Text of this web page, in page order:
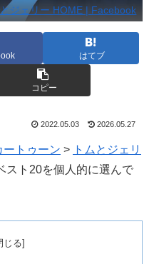
ジェリー HOME | Facebook
はてブ
コピー
2022.05.03 2026.05.27
ートゥーン > トムとジェリ
スト20を個人的に選んで